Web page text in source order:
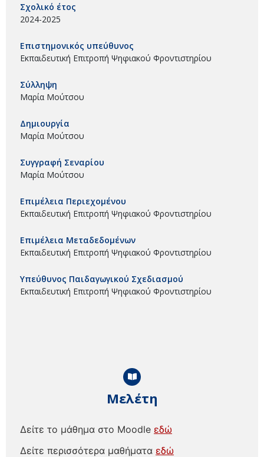
Μελέτη
Δείτε το μάθημα στο Moodle εδώ
Δείτε περισσότερα μαθήματα εδώ
Σχολικό έτος
2024-2025
Επιστημονικός υπεύθυνος
Εκπαιδευτική Επιτροπή Ψηφιακού Φροντιστηρίου
Σύλληψη
Μαρία Μούτσου
Δημιουργία
Μαρία Μούτσου
Συγγραφή Σεναρίου
Μαρία Μούτσου
Επιμέλεια Περιεχομένου
Εκπαιδευτική Επιτροπή Ψηφιακού Φροντιστηρίου
Επιμέλεια Μεταδεδομένων
Εκπαιδευτική Επιτροπή Ψηφιακού Φροντιστηρίου
Υπεύθυνος Παιδαγωγικού Σχεδιασμού
Εκπαιδευτική Επιτροπή Ψηφιακού Φροντιστηρίου